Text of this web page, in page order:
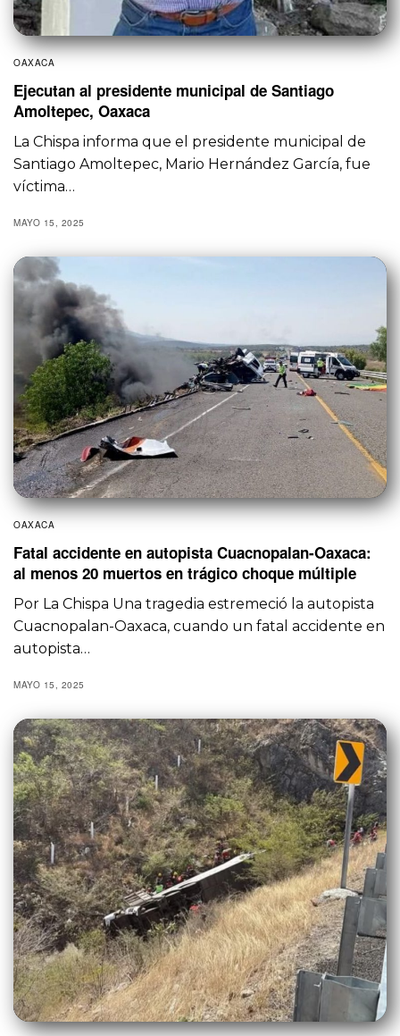
OAXACA
Ejecutan al presidente municipal de Santiago
Amoltepec, Oaxaca
La Chispa informa que el presidente municipal de
Santiago Amoltepec, Mario Hernández García, fue
víctima…
MAYO 15, 2025
OAXACA
Fatal accidente en autopista Cuacnopalan-Oaxaca:
al menos 20 muertos en trágico choque múltiple
Por La Chispa Una tragedia estremeció la autopista
Cuacnopalan-Oaxaca, cuando un fatal accidente en
autopista…
MAYO 15, 2025